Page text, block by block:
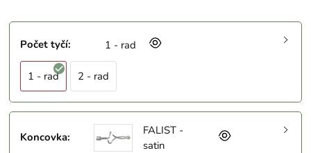
Počet tyčí: 1 - rad
1 - rad 2 - rad
Koncovka:
FALIST -
satin